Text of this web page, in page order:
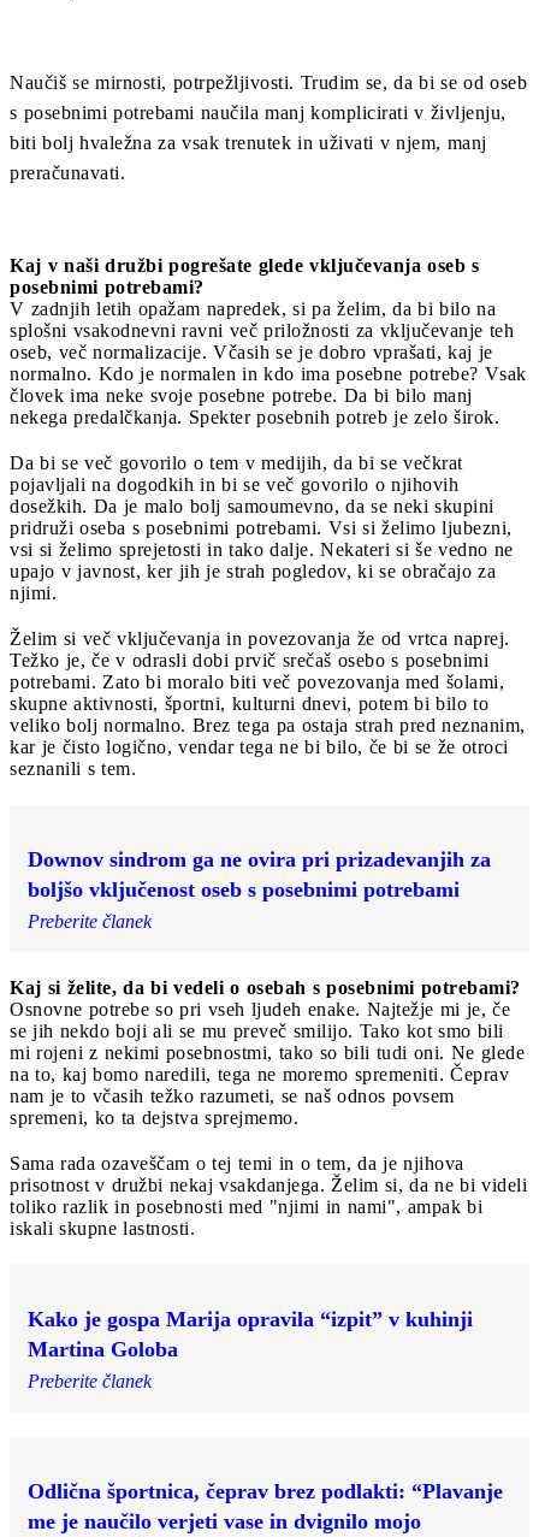
Naučiš se mirnosti, potrpežljivosti. Trudim se, da bi se od oseb
s posebnimi potrebami naučila manj komplicirati v življenju,
biti bolj hvaležna za vsak trenutek in uživati v njem, manj
preračunavati.
Kaj v naši družbi pogrešate glede vključevanja oseb s
posebnimi potrebami?
V zadnjih letih opažam napredek, si pa želim, da bi bilo na
splošni vsakodnevni ravni več priložnosti za vključevanje teh
oseb, več normalizacije. Včasih se je dobro vprašati, kaj je
normalno. Kdo je normalen in kdo ima posebne potrebe? Vsak
človek ima neke svoje posebne potrebe. Da bi bilo manj
nekega predalčkanja. Spekter posebnih potreb je zelo širok.
Da bi se več govorilo o tem v medijih, da bi se večkrat
pojavljali na dogodkih in bi se več govorilo o njihovih
dosežkih. Da je malo bolj samoumevno, da se neki skupini
pridruži oseba s posebnimi potrebami. Vsi si želimo ljubezni,
vsi si želimo sprejetosti in tako dalje. Nekateri si še vedno ne
upajo v javnost, ker jih je strah pogledov, ki se obračajo za
njimi.
Želim si več vključevanja in povezovanja že od vrtca naprej.
Težko je, če v odrasli dobi prvič srečaš osebo s posebnimi
potrebami. Zato bi moralo biti več povezovanja med šolami,
skupne aktivnosti, športni, kulturni dnevi, potem bi bilo to
veliko bolj normalno. Brez tega pa ostaja strah pred neznanim,
kar je čisto logično, vendar tega ne bi bilo, če bi se že otroci
seznanili s tem.
Downov sindrom ga ne ovira pri prizadevanjih za
boljšo vključenost oseb s posebnimi potrebami
Preberite članek
Kaj si želite, da bi vedeli o osebah s posebnimi potrebami?
Osnovne potrebe so pri vseh ljudeh enake. Najtežje mi je, če
se jih nekdo boji ali se mu preveč smilijo. Tako kot smo bili
mi rojeni z nekimi posebnostmi, tako so bili tudi oni. Ne glede
na to, kaj bomo naredili, tega ne moremo spremeniti. Čeprav
nam je to včasih težko razumeti, se naš odnos povsem
spremeni, ko ta dejstva sprejmemo.
Sama rada ozaveščam o tej temi in o tem, da je njihova
prisotnost v družbi nekaj vsakdanjega. Želim si, da ne bi videli
toliko razlik in posebnosti med "njimi in nami", ampak bi
iskali skupne lastnosti.
Kako je gospa Marija opravila “izpit” v kuhinji
Martina Goloba
Preberite članek
Odlična športnica, čeprav brez podlakti: “Plavanje
me je naučilo verjeti vase in dvignilo mojo